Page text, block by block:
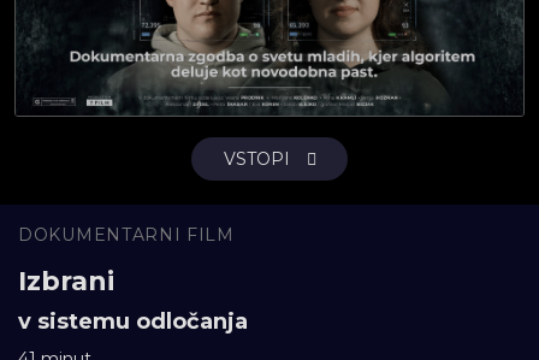
VSTOPI
DOKUMENTARNI FILM
Izbrani
v sistemu odločanja